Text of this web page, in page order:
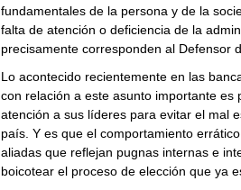
fundamentales de la persona y de la
falta de atención o deficiencia de la
precisamente corresponden al Defensor
Lo acontecido recientemente en las
con relación a este asunto importante es
atención a sus líderes para evitar el mal
país. Y es que el comportamiento
aliadas que reflejan pugnas internas e
boicotear el proceso de elección que ya